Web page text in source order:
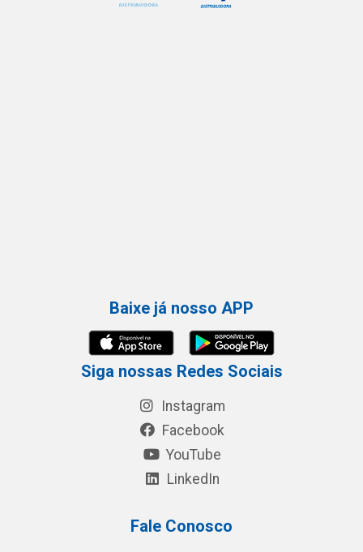
Baixe já nosso APP
Siga nossas Redes Sociais
Instagram
Facebook
YouTube
LinkedIn
Fale Conosco